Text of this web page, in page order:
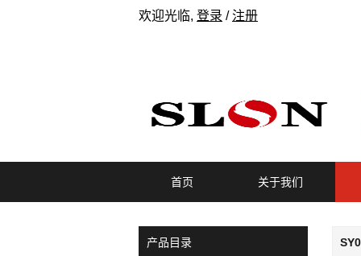
欢迎光临, 登录 / 注册
首页 关于我们
产品目录